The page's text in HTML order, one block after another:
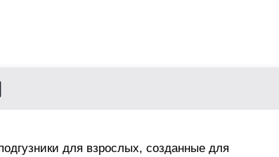
для взрослых, созданные для